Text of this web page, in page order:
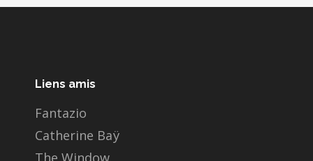
Liens amis
Fantazio
Catherine Baÿ
The Window